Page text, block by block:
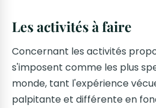
Les activités à faire
Concernant les activités
s'imposent comme les plus
monde, tant l'expérience
palpitante et différente en